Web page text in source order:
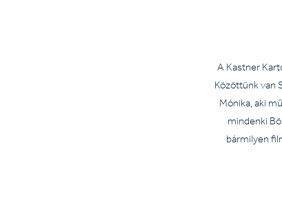
A Kastner
Közöttünk van
Mónika, aki
mindenki
bármilyen